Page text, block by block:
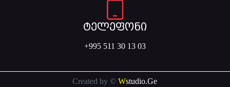
ტელეფონი
+995 511 30 13 03
Created by ©Wstudio.Ge